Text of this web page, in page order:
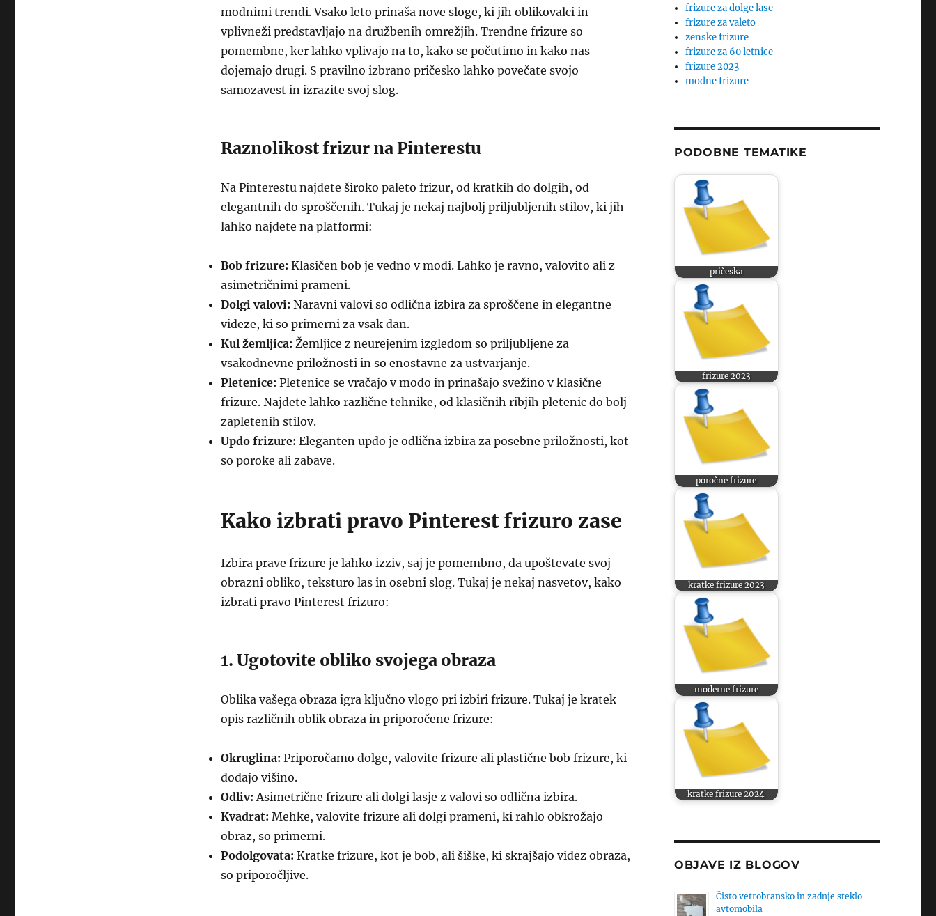
modnimi trendi. Vsako leto prinaša nove sloge, ki jih oblikovalci in
vplivneži predstavljajo na družbenih omrežjih. Trendne frizure so
pomembne, ker lahko vplivajo na to, kako se počutimo in kako nas
dojemajo drugi. S pravilno izbrano pričesko lahko povečate svojo
samozavest in izrazite svoj slog.
Raznolikost frizur na Pinterestu
Na Pinterestu najdete široko paleto frizur, od kratkih do dolgih, od
elegantnih do sproščenih. Tukaj je nekaj najbolj priljubljenih stilov, ki jih
lahko najdete na platformi:
Bob frizure: Klasičen bob je vedno v modi. Lahko je ravno, valovito ali z
asimetričnimi prameni.
Dolgi valovi: Naravni valovi so odlična izbira za sproščene in elegantne
videze, ki so primerni za vsak dan.
Kul žemljica: Žemljice z neurejenim izgledom so priljubljene za
vsakodnevne priložnosti in so enostavne za ustvarjanje.
Pletenice: Pletenice se vračajo v modo in prinašajo svežino v klasične
frizure. Najdete lahko različne tehnike, od klasičnih ribjih pletenic do bolj
zapletenih stilov.
Updo frizure: Eleganten updo je odlična izbira za posebne priložnosti, kot
so poroke ali zabave.
Kako izbrati pravo Pinterest frizuro zase
Izbira prave frizure je lahko izziv, saj je pomembno, da upoštevate svoj
obrazni obliko, teksturo las in osebni slog. Tukaj je nekaj nasvetov, kako
izbrati pravo Pinterest frizuro:
1. Ugotovite obliko svojega obraza
Oblika vašega obraza igra ključno vlogo pri izbiri frizure. Tukaj je kratek
opis različnih oblik obraza in priporočene frizure:
Okruglina: Priporočamo dolge, valovite frizure ali plastične bob frizure, ki
dodajo višino.
Odliv: Asimetrične frizure ali dolgi lasje z valovi so odlična izbira.
Kvadrat: Mehke, valovite frizure ali dolgi prameni, ki rahlo obkrožajo
obraz, so primerni.
Podolgovata: Kratke frizure, kot je bob, ali šiške, ki skrajšajo videz obraza,
so priporočljive.
frizure za dolge lase
frizure za valeto
zenske frizure
frizure za 60 letnice
frizure 2023
modne frizure
PODOBNE TEMATIKE
pričeska
frizure 2023
poročne frizure
kratke frizure 2023
moderne frizure
kratke frizure 2024
OBJAVE IZ BLOGOV
Čisto vetrobransko in zadnje steklo
avtomobila